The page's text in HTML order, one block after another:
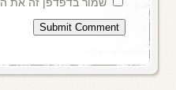
שמור בדפדפן זה את